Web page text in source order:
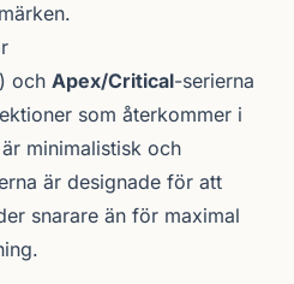
och Apex/Critical-serierna
som återkommer i
minimalistisk och
är designade för att
snarare än för maximal